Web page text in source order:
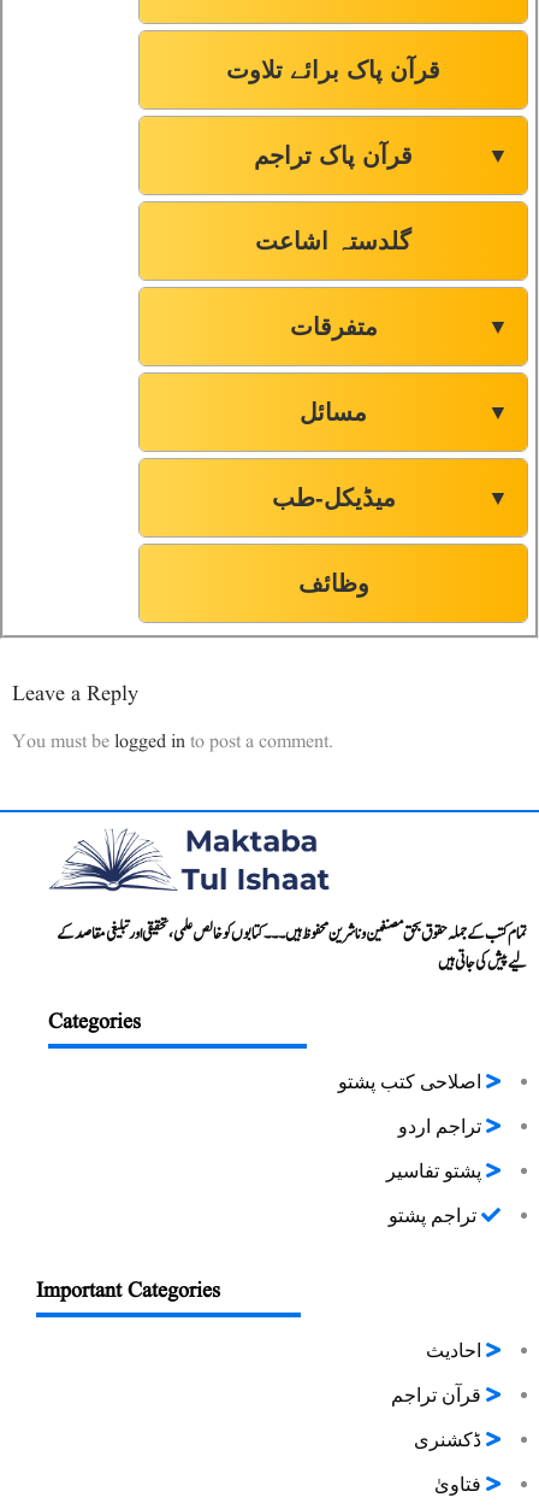
قرآن پاک برائے تلاوت
قرآن پاک تراجم ▼
گلدستہ اشاعت
متفرقات ▼
مسائل ▼
میڈیکل-طب ▼
وظائف
Leave a Reply
You must belogged into post a comment.
تمام کتب کے جملہ حقوق بحق مصنفین و ناشرین محفوظ ہیں۔۔۔ کتابوں کو خالص علمی، تحقیقی اور تبلیغی مقاصد کے
لیے پیش کی جاتی ہیں
Categories
اصلاحی کتب پشتو
تراجم اردو
پشتو تفاسیر
تراجم پشتو
Important Categories
احادیث
قرآن تراجم
ڈکشنری
فتاویٰ